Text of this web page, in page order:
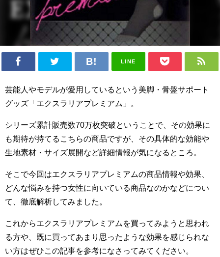
LINE
芸能人やモデルが愛用しているという美脚・骨盤サポート
グッズ「エクスラリアプレミアム」。
シリーズ累計販売数70万枚突破ということで、その効果に
も期待が持てるこちらの商品ですが、その具体的な効能や
生地素材・サイズ展開など詳細情報が気になるところ。
そこで今回はエクスラリアプレミアムの商品情報や効果、
どんな悩みを持つ女性に向いている商品なのかなどについ
て、徹底解析してみました。
これからエクスラリアプレミアムを買ってみようと思われ
る方や、既に買ってあまり思ったような効果を感じられな
い方はぜひこの記事を参考になさってみてください。